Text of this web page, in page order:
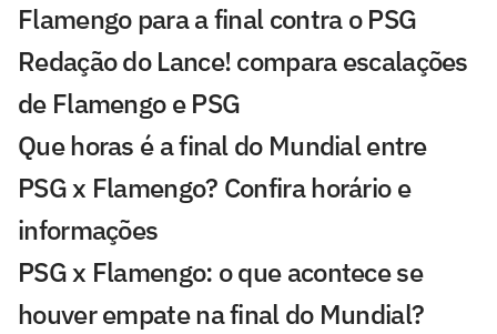
Flamengo para a final contra o PSG
Redação do Lance! compara escalações
de Flamengo e PSG
Que horas é a final do Mundial entre
PSG x Flamengo? Confira horário e
informações
PSG x Flamengo: o que acontece se
houver empate na final do Mundial?